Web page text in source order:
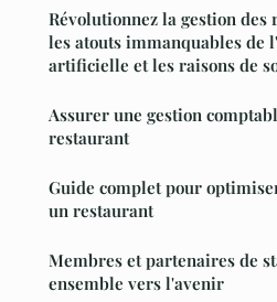
Révolutionnez la gestion des
les atouts immanquables de
artificielle et les raisons de
Assurer une gestion
restaurant
Guide complet pour
un restaurant
Membres et partenaires de
ensemble vers l'avenir